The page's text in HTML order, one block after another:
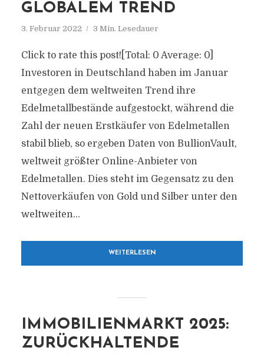
GLOBALEM TREND
3. Februar 2022 3 Min. Lesedauer
Click to rate this post![Total: 0 Average: 0]
Investoren in Deutschland haben im Januar
entgegen dem weltweiten Trend ihre
Edelmetallbestände aufgestockt, während die
Zahl der neuen Erstkäufer von Edelmetallen
stabil blieb, so ergeben Daten von BullionVault,
weltweit größter Online-Anbieter von
Edelmetallen. Dies steht im Gegensatz zu den
Nettoverkäufen von Gold und Silber unter den
weltweiten...
WEITERLESEN
IMMOBILIENMARKT 2025:
ZURÜCKHALTENDE